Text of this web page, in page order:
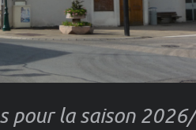
pour la saison